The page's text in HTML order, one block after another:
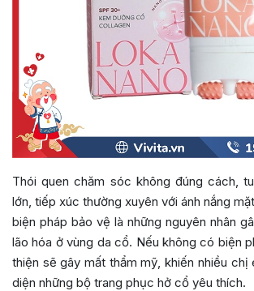
Thói quen chăm sóc không đúng cách,
lớn, tiếp xúc thường xuyên với ánh nắng
biện pháp bảo vệ là những nguyên nhân
lão hóa ở vùng da cổ. Nếu không có biện
thiện sẽ gây mất thẩm mỹ, khiến nhiều chị
diện những bộ trang phục hở cổ yêu thích.